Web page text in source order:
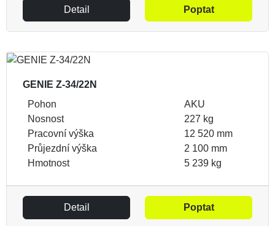
Detail Poptat
GENIE Z-34/22N
Pohon
AKU
Nosnost
227 kg
Pracovní výška
12 520 mm
Průjezdní výška
2 100 mm
Hmotnost
5 239 kg
Detail Poptat